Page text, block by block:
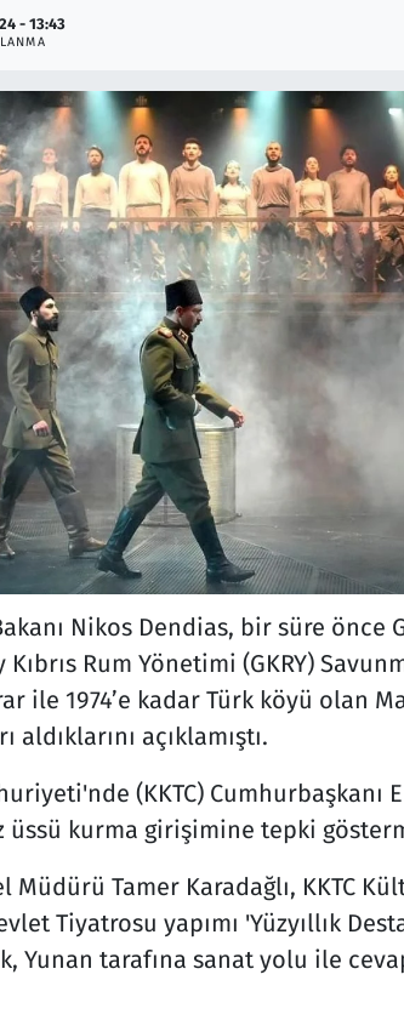
- 13:43
Nikos Dendias, bir süre önce
Rum Yönetimi (GKRY)
ile 1974’e kadar Türk köyü olan
açıklamıştı.
(KKTC) Cumhurbaşkanı
üssü kurma girişimine tepki
Müdürü Tamer Karadağlı, KKTC
Tiyatrosu yapımı 'Yüzyıllık
Yunan tarafına sanat yolu ile